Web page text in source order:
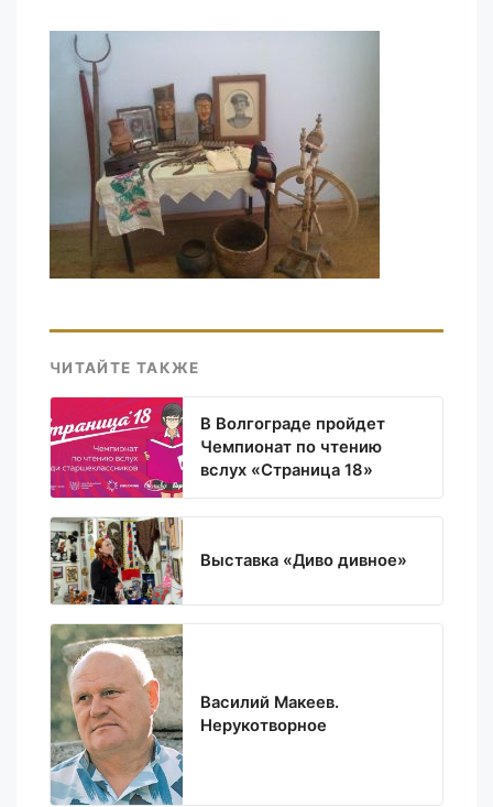
ЧИТАЙТЕ ТАКЖЕ
В Волгограде пройдет
Чемпионат по чтению
вслух «Страница 18»
Выставка «Диво дивное»
Василий Макеев.
Нерукотворное